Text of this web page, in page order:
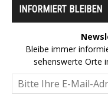
INFORMIERT BLEIBEN
Bleibe immer
sehenswerte Orte